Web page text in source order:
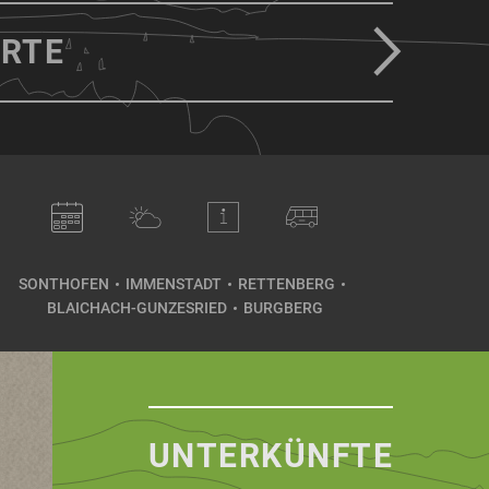
SONTHOFEN IMMENSTADT
RETTENBERG
BLAICHACH-GUNZESRIED
BURGBERG
UNTERKÜNFTE